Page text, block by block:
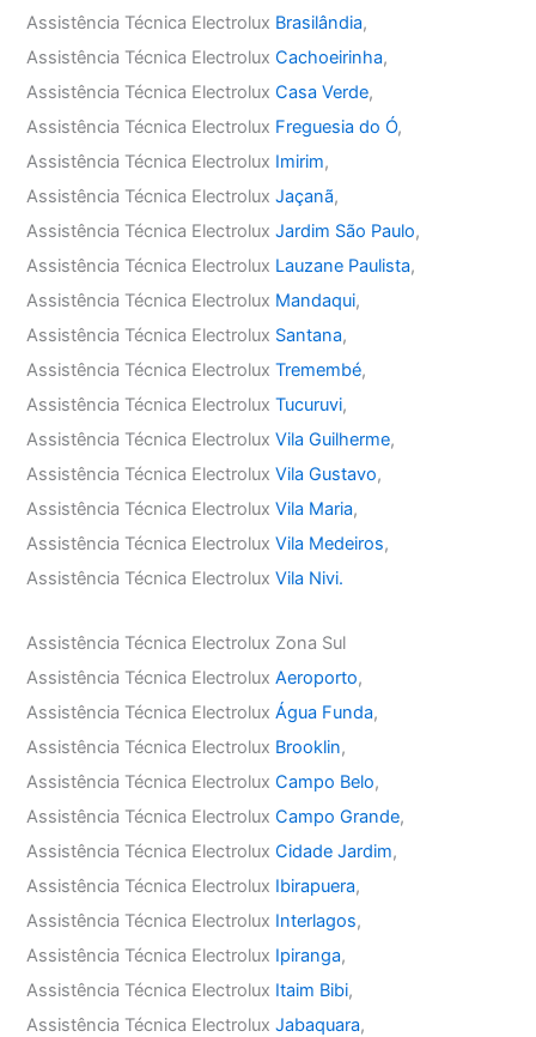
Assistência Técnica Electrolux Brasilândia,
Assistência Técnica ElectroluxCachoeirinha,
Assistência Técnica ElectroluxCasa Verde,
Assistência Técnica Electrolux Freguesia do Ó,
Assistência Técnica Electrolux Imirim,
Assistência Técnica ElectroluxJaçanã,
Assistência Técnica ElectroluxJardim São Paulo,
Assistência Técnica Electrolux Lauzane Paulista,
Assistência Técnica Electrolux Mandaqui,
Assistência Técnica Electrolux Santana,
Assistência Técnica ElectroluxTremembé,
Assistência Técnica ElectroluxTucuruvi,
Assistência Técnica ElectroluxVila Guilherme,
Assistência Técnica ElectroluxVila Gustavo,
Assistência Técnica ElectroluxVila Maria,
Assistência Técnica ElectroluxVila Medeiros,
Assistência Técnica ElectroluxVila Nivi.
Assistência Técnica Electrolux Zona Sul
Assistência Técnica ElectroluxAeroporto,
Assistência Técnica ElectroluxÁgua Funda,
Assistência Técnica Electrolux Brooklin,
Assistência Técnica ElectroluxCampo Belo,
Assistência Técnica ElectroluxCampo Grande,
Assistência Técnica ElectroluxCidade Jardim,
Assistência Técnica Electrolux Ibirapuera,
Assistência Técnica Electrolux Interlagos,
Assistência Técnica Electrolux Ipiranga,
Assistência Técnica Electrolux Itaim Bibi,
Assistência Técnica ElectroluxJabaquara,